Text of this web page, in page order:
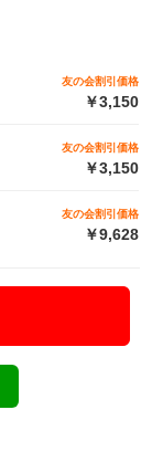
友の会割引価格
￥3,150
友の会割引価格
￥3,150
友の会割引価格
￥9,628